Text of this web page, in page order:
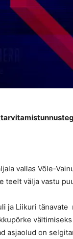
vallas Võle-
teelt välja vastu
ja Liikuri
asjaolud on